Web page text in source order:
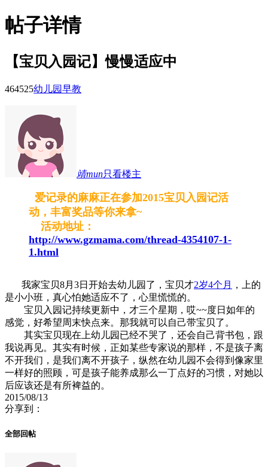
帖子详情
【宝贝入园记】慢慢适应中
464525幼儿园早教
靖mun只看楼主
爱记录的麻麻正在参加2015宝贝入园记活
动，丰富奖品等你来拿~
活动地址：
http://www.gzmama.com/thread-4354107-1-
1.html
我家宝贝8月3日开始去幼儿园了，宝贝才2岁4个月
，上的
是小小班，真心怕她适应不了，心里慌慌的。
宝贝入园记持续更新中，才三个星期，哎~~度日如年的
感觉，好希望周末快点来。那我就可以自己带宝贝了。
其实宝贝现在上幼儿园已经不哭了，还会自己背书包，跟
我说再见。其实有时候，正如某些专家说的那样，不是孩子离
不开我们，是我们离不开孩子，纵然在幼儿园不会得到像家里
一样好的照顾，可是孩子能养成那么一丁点好的习惯，对她以
后应该还是有所裨益的。
2015/08/13
分享到：
全部回帖